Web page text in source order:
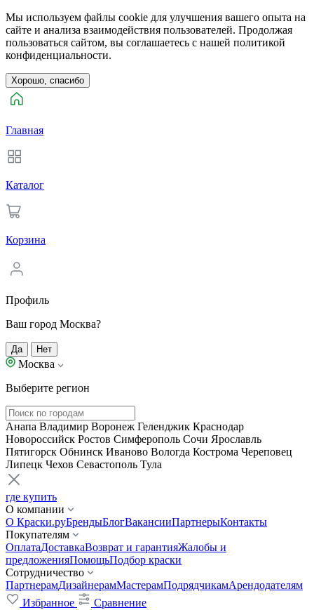
Мы используем файлы cookie для улучшения вашего опыта на
сайте и анализа взаимодействия пользователей. Продолжая
пользоваться сайтом, вы соглашаетесь с нашей политикой
конфиденциальности.
Хорошо, спасибо
Главная
Каталог
Корзина
Профиль
Ваш город Москва?
Да Нет
Москва
Выберите регион
Анапа Владимир Воронеж Геленджик Краснодар
Новороссийск Ростов Симферополь Сочи Ярославль
Пятигорск Обнинск Иваново Вологда Кострома Череповец
Липецк Чехов Севастополь Тула
где купить
О компании
О Краски.руБрендыБлогВакансииПартнерыКонтакты
Покупателям
ОплатаДоставкаВозврат и гарантияЖалобы и
предложенияПомощьПодбор краски
Сотрудничество
ПартнерамДизайнерамМастерамПодрядчикамАрендодателям
Избранное
Сравнение